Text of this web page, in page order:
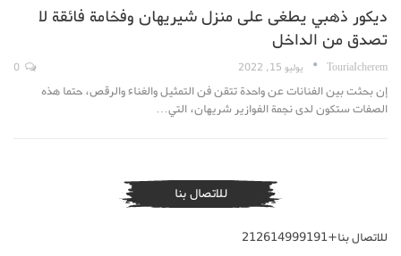
ديكور ذهبي يطغى على منزل شيريهان وفخامة فائقة لا
تصدق من الداخل
TouriaIcherem يوليو 15, 2022
إن بحثت بين الفنانات عن واحدة تتقن فن التمثيل والغناء والرقص، حتما هذه
الصفات ستكون لدى نجمة الفوازير شريهان، التي…
للاتصال بنا
للاتصال بنا+212614999191